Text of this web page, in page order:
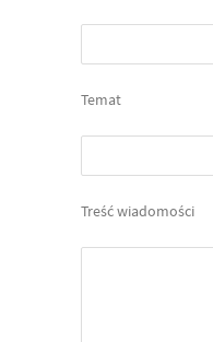
Temat
Treść wiadomości